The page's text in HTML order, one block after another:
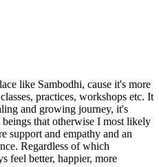
like Sambodhi, cause it's more
practices, workshops etc. It
and growing journey, it's
that otherwise I most likely
support and empathy and an
Regardless of which
feel better, happier, more